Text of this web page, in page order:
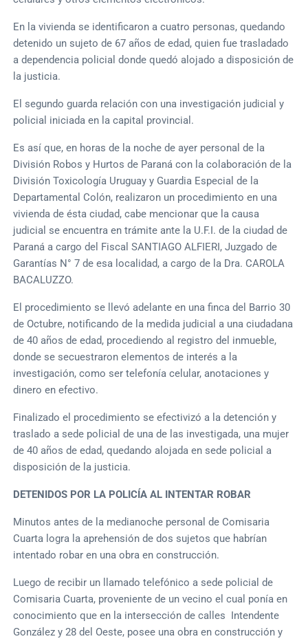
En la vivienda se identificaron a cuatro personas, quedando
detenido un sujeto de 67 años de edad, quien fue trasladado
a dependencia policial donde quedó alojado a disposición de
la justicia.
El segundo guarda relación con una investigación judicial y
policial iniciada en la capital provincial.
Es así que, en horas de la noche de ayer personal de la
División Robos y Hurtos de Paraná con la colaboración de la
División Toxicología Uruguay y Guardia Especial de la
Departamental Colón, realizaron un procedimiento en una
vivienda de ésta ciudad, cabe mencionar que la causa
judicial se encuentra en trámite ante la U.F.I. de la ciudad de
Paraná a cargo del Fiscal SANTIAGO ALFIERI, Juzgado de
Garantías N° 7 de esa localidad, a cargo de la Dra. CAROLA
BACALUZZO.
El procedimiento se llevó adelante en una finca del Barrio 30
de Octubre, notificando de la medida judicial a una ciudadana
de 40 años de edad, procediendo al registro del inmueble,
donde se secuestraron elementos de interés a la
investigación, como ser telefonía celular, anotaciones y
dinero en efectivo.
Finalizado el procedimiento se efectivizó a la detención y
traslado a sede policial de una de las investigada, una mujer
de 40 años de edad, quedando alojada en sede policial a
disposición de la justicia.
DETENIDOS POR LA POLICÍA AL INTENTAR ROBAR
Minutos antes de la medianoche personal de Comisaria
Cuarta logra la aprehensión de dos sujetos que habrían
intentado robar en una obra en construcción.
Luego de recibir un llamado telefónico a sede policial de
Comisaria Cuarta, proveniente de un vecino el cual ponía en
conocimiento que en la intersección de calles Intendente
González y 28 del Oeste, posee una obra en construcción y